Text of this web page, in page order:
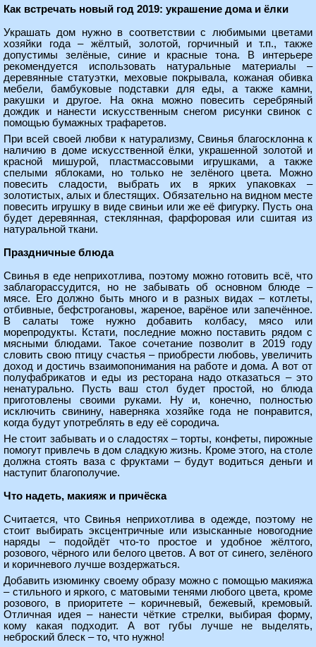
Как встречать новый год 2019: украшение дома и ёлки
Украшать дом нужно в соответствии с любимыми цветами
хозяйки года – жёлтый, золотой, горчичный и т.п., также
допустимы зелёные, синие и красные тона. В интерьере
рекомендуется использовать натуральные материалы –
деревянные статуэтки, меховые покрывала, кожаная обивка
мебели, бамбуковые подставки для еды, а также камни,
ракушки и другое. На окна можно повесить серебряный
дождик и нанести искусственным снегом рисунки свинок с
помощью бумажных трафаретов.
При всей своей любви к натурализму, Свинья благосклонна к
наличию в доме искусственной ёлки, украшенной золотой и
красной мишурой, пластмассовыми игрушками, а также
спелыми яблоками, но только не зелёного цвета. Можно
повесить сладости, выбрать их в ярких упаковках –
золотистых, алых и блестящих. Обязательно на видном месте
повесить игрушку в виде свиньи или же её фигурку. Пусть она
будет деревянная, стеклянная, фарфоровая или сшитая из
натуральной ткани.
Праздничные блюда
Свинья в еде неприхотлива, поэтому можно готовить всё, что
заблагорассудится, но не забывать об основном блюде –
мясе. Его должно быть много и в разных видах – котлеты,
отбивные, бефстрогановы, жареное, варёное или запечённое.
В салаты тоже нужно добавить колбасу, мясо или
морепродукты. Кстати, последние можно поставить рядом с
мясными блюдами. Такое сочетание позволит в 2019 году
словить свою птицу счастья – приобрести любовь, увеличить
доход и достичь взаимопонимания на работе и дома. А вот от
полуфабрикатов и еды из ресторана надо отказаться – это
ненатурально. Пусть ваш стол будет простой, но блюда
приготовлены своими руками. Ну и, конечно, полностью
исключить свинину, наверняка хозяйке года не понравится,
когда будут употреблять в еду её сородича.
Не стоит забывать и о сладостях – торты, конфеты, пирожные
помогут привлечь в дом сладкую жизнь. Кроме этого, на столе
должна стоять ваза с фруктами – будут водиться деньги и
наступит благополучие.
Что надеть, макияж и причёска
Считается, что Свинья неприхотлива в одежде, поэтому не
стоит выбирать эксцентричные или изысканные новогодние
наряды – подойдёт что-то простое и удобное жёлтого,
розового, чёрного или белого цветов. А вот от синего, зелёного
и коричневого лучше воздержаться.
Добавить изюминку своему образу можно с помощью макияжа
– стильного и яркого, с матовыми тенями любого цвета, кроме
розового, в приоритете – коричневый, бежевый, кремовый.
Отличная идея – нанести чёткие стрелки, выбирая форму,
кому какая подходит. А вот губы лучше не выделять,
неброский блеск – то, что нужно!